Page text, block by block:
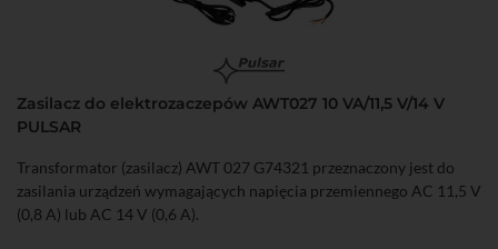
Zasilacz do elektrozaczepów AWT027 10 VA/11,5 V/14 V
PULSAR
Transformator (zasilacz) AWT 027 G74321 przeznaczony jest do
zasilania urządzeń wymagających napięcia przemiennego AC 11,5 V
(0,8 A) lub AC 14 V (0,6 A).